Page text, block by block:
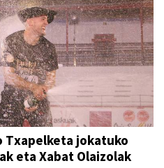
Txapelketa jokatuko
eta Xabat Olaizolak